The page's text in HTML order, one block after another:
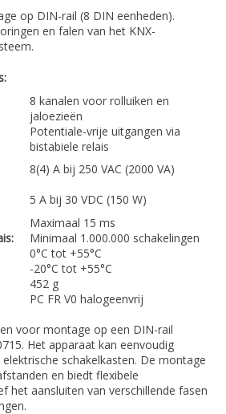
op DIN-rail (8 DIN eenheden).
en falen van het KNX-
8 kanalen voor rolluiken en
jaloezieën
Potentiale-vrije uitgangen via
bistabiele relais
8(4) A bij 250 VAC (2000 VA)
5 A bij 30 VDC (150 W)
Maximaal 15 ms
Minimaal 1.000.000 schakelingen
0°C tot +55°C
-20°C tot +55°C
452 g
PC FR V0 halogeenvrij
voor montage op een DIN-rail
Het apparaat kan eenvoudig
schakelkasten. De montage
en biedt flexibele
het aansluiten van verschillende fasen